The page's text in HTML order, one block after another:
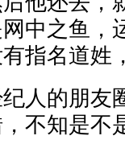
中之鱼，
指名道姓
人的朋友
不知是不